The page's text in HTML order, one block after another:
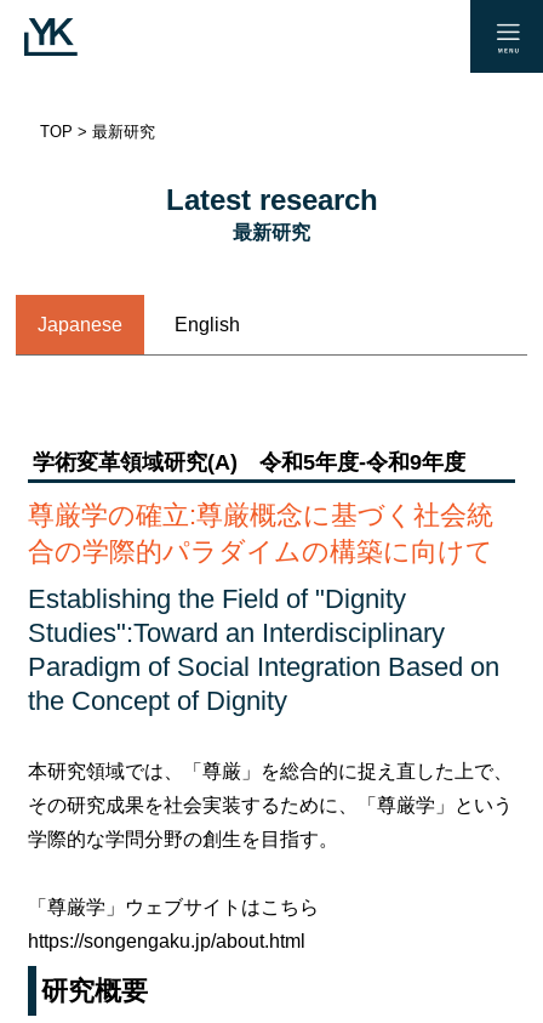
TOP >最新研究
Latest research
最新研究
Japanese English
学術変革領域研究(A) 令和5年度-令和9年度
尊厳学の確立:尊厳概念に基づく社会統
合の学際的パラダイムの構築に向けて
Establishing the Field of "Dignity
Studies":Toward an Interdisciplinary
Paradigm of Social Integration Based on
the Concept of Dignity
本研究領域では、「尊厳」を総合的に捉え直した上で、
その研究成果を社会実装するために、「尊厳学」という
学際的な学問分野の創生を目指す。
「尊厳学」ウェブサイトはこちら
https://songengaku.jp/about.html
研究概要